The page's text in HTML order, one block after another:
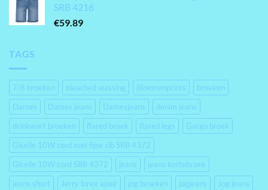
SRB 4216
€59.89
TAGS
7/8 broeken bleached wassing Bloemenprints
broeken
Dames
Dames jeans Damesjeans
denim jeans
driekwart broeken
flared broek flared legs
Gargo broek
Giselle 10W cord met fijne rib SRB 4372
Giselle 10W cord SRB 4372
jeans
jeans kortebroek
jeans short
Jerry lurex ajour jog broeken jogjeans
Jog jeans